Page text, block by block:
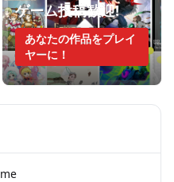
ゲーム投稿歓迎!
あなたの作品をプレイ
ヤーに！